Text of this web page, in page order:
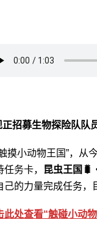
正招募生物探险队队员
摸小动物王国”，从
任务卡，
昆虫王国🐛
己的力量完成任务，
此处查看“触碰小动